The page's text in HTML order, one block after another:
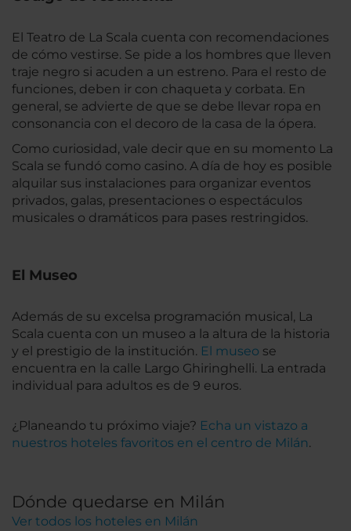
El Teatro de La Scala cuenta con recomendaciones
de cómo vestirse. Se pide a los hombres que lleven
traje negro si acuden a un estreno. Para el resto de
funciones, deben ir con chaqueta y corbata. En
general, se advierte de que se debe llevar ropa en
consonancia con el decoro de la casa de la ópera.
Como curiosidad, vale decir que en su momento La
Scala se fundó como casino. A día de hoy es posible
alquilar sus instalaciones para organizar eventos
privados, galas, presentaciones o espectáculos
musicales o dramáticos para pases restringidos.
El Museo
Además de su excelsa programación musical, La
Scala cuenta con un museo a la altura de la historia
y el prestigio de la institución. El museo se
encuentra en la calle Largo Ghiringhelli. La entrada
individual para adultos es de 9 euros.
¿Planeando tu próximo viaje? Echa un vistazo a
nuestros hoteles favoritos en el centro de Milán.
Dónde quedarse en Milán
Ver todos los hoteles en Milán